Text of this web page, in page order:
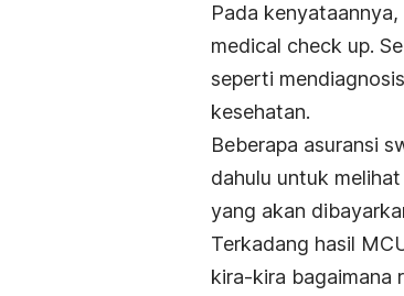
Pada
medical check up.
seperti
kesehatan.
Beberapa asuransi
dahulu untuk
yang akan
Terkadang hasil
kira-kira bagaimana